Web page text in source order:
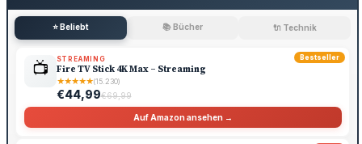
⭐ Beliebt 📚 Bücher 🔌 Technik
Bestseller
📺 STREAMING
Fire TV Stick 4K Max – Streaming
★★★★★(15.230)
€44,99€69,99
Auf Amazon ansehen →